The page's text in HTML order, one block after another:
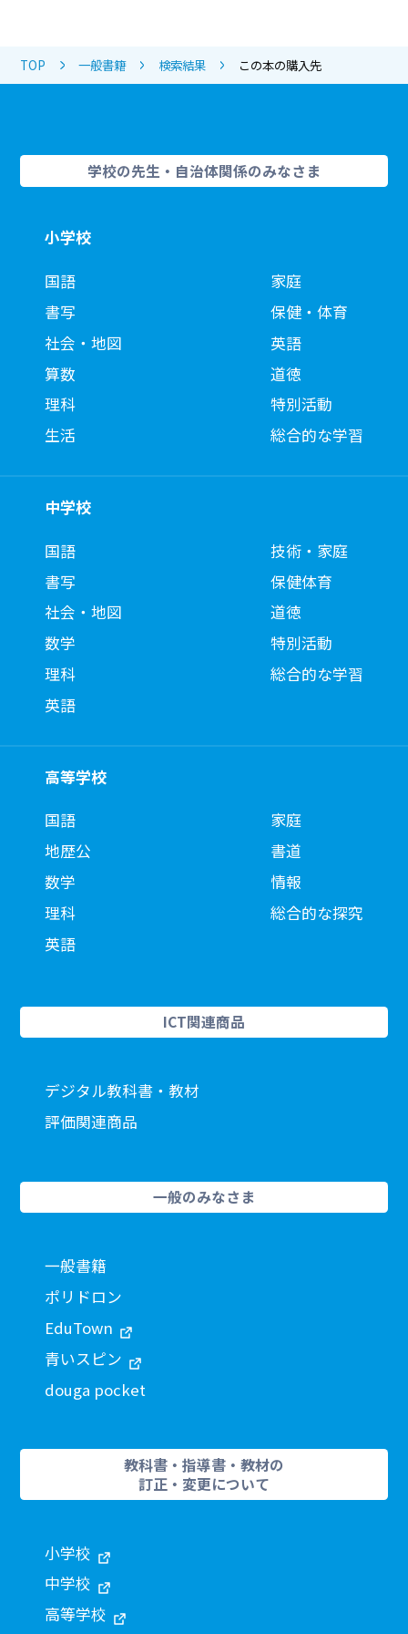
TOP 一般書籍 検索結果 この本の購入先
学校の先生・自治体関係のみなさま
小学校
国語
書写
社会・地図
算数
理科
生活
家庭
保健・体育
英語
道徳
特別活動
総合的な学習
中学校
国語
書写
社会・地図
数学
理科
英語
技術・家庭
保健体育
道徳
特別活動
総合的な学習
高等学校
国語
地歴公
数学
理科
英語
家庭
書道
情報
総合的な探究
ICT関連商品
デジタル教科書・教材
評価関連商品
一般のみなさま
一般書籍
ポリドロン
EduTown
青いスピン
douga pocket
教科書・指導書・教材の
訂正・変更について
小学校
中学校
高等学校